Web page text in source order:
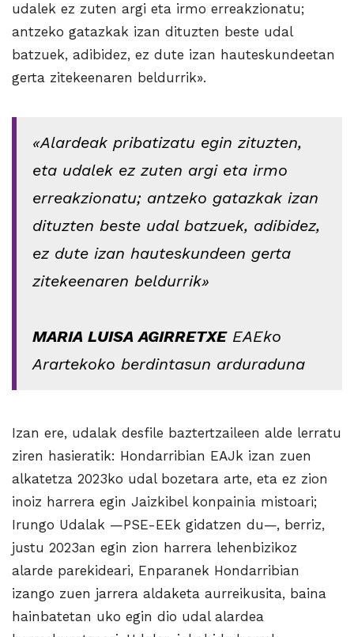
udalek ez zuten argi eta irmo erreakzionatu;
antzeko gatazkak izan dituzten beste udal
batzuek, adibidez, ez dute izan hauteskundeetan
gerta zitekeenaren beldurrik».
«Alardeak pribatizatu egin zituzten,
eta udalek ez zuten argi eta irmo
erreakzionatu; antzeko gatazkak izan
dituzten beste udal batzuek, adibidez,
ez dute izan hauteskundeen gerta
zitekeenaren beldurrik»
MARIA LUISA AGIRRETXEEAEko
Arartekoko berdintasun arduraduna
Izan ere, udalak desfile baztertzaileen alde lerratu
ziren hasieratik: Hondarribian EAJk izan zuen
alkatetza 2023ko udal bozetara arte, eta ez zion
inoiz harrera egin Jaizkibel konpainia mistoari;
Irungo Udalak —PSE-EEk gidatzen du—, berriz,
justu 2023an egin zion harrera lehenbizikoz
alarde parekideari, Enparanek Hondarribian
izango zuen jarrera aldaketa aurreikusita, baina
hainbatetan uko egin dio udal alardea